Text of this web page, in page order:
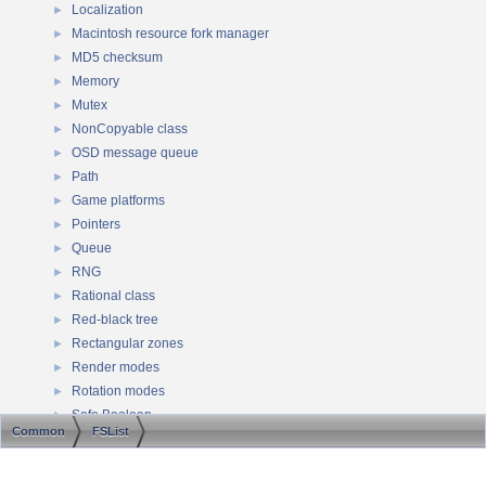
► Localization
► Macintosh resource fork manager
► MD5 checksum
► Memory
► Mutex
► NonCopyable class
► OSD message queue
► Path
► Game platforms
► Pointers
► Queue
► RNG
► Rational class
► Red-black tree
► Rectangular zones
► Render modes
► Rotation modes
► Safe Boolean
► Save files
Common FSList